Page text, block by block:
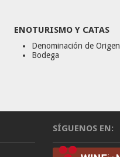
ENOTURISMO Y CATAS
Denominación de Origen
Bodega
SÍGUENOS EN: